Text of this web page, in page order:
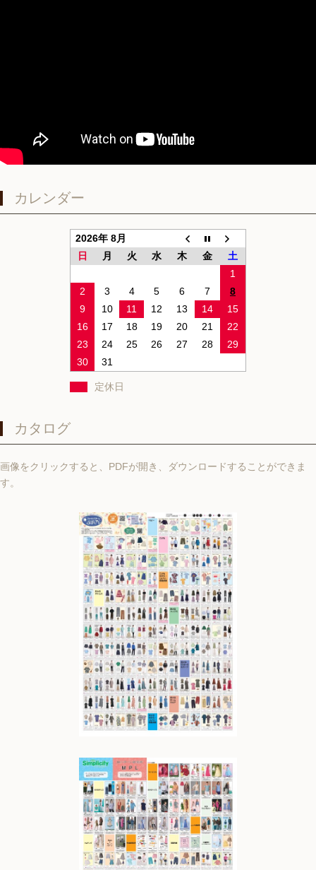
カレンダー
2026年 8月
日
月 火 水 木 金
土
1
2
3 4 5 6 7
8
9
10 11 12 13 14
15
16
17 18 19 20 21
22
23
24 25 26 27 28
29
30
31
定休日
カタログ
画像をクリックすると、PDFが開き、ダウンロードすることができま
す。